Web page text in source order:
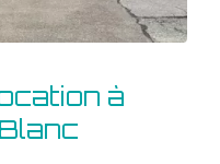
à